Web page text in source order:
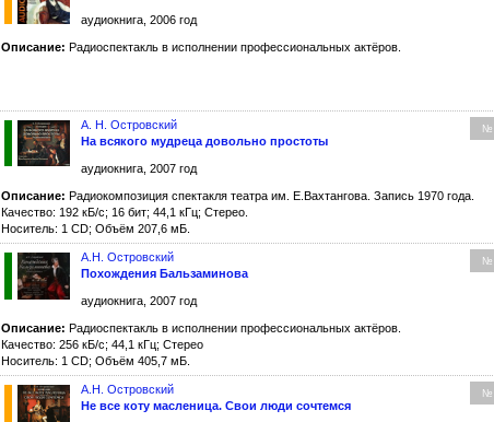
аудиокнига, 2006 год
Описание: Радиоспектакль в исполнении профессиональных актёров.
№
А. Н. Островский
На всякого мудреца довольно простоты
аудиокнига, 2007 год
Описание: Радиокомпозиция спектакля театра им. Е.Вахтангова. Запись 1970 года.
Качество: 192 кБ/с; 16 бит; 44,1 кГц; Стерео.
Носитель: 1 CD; Объём 207,6 мБ.
№
А.Н. Островский
Похождения Бальзаминова
аудиокнига, 2007 год
Описание: Радиоспектакль в исполнении профессиональных актёров.
Качество: 256 кБ/с; 44,1 кГц; Стерео
Носитель: 1 CD; Объём 405,7 мБ.
№
А.Н. Островский
Не все коту масленица. Свои люди сочтемся